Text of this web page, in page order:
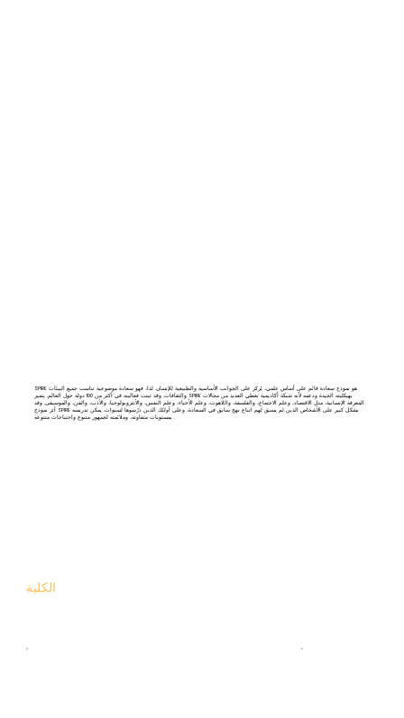
SPIRE هو نموذج سعادة قائم على أساس علمي، يُركز على الجوانب الأساسية والطبيعية للإنسان. لذا، فهو سعادة موضوعية تناسب جميع البيئات
والثقافات. وقد ثبتت فعاليته في أكثر من 100 دولة حول العالم. يتميز SPIRE بهيكليته الجيدة ودعمه لأنه شبكة أكاديمية تغطي العديد من مجالات
المعرفة الإنسانية، مثل الاقتصاد، وعلم الاجتماع، والفلسفة، واللاهوت، وعلم الأحياء، وعلم النفس، والأنثروبولوجيا، والأدب، والفن، والموسيقى.وقد
أثر نموذج SPIRE بشكل كبير على الأشخاص الذين لم يسبق لهم اتباع نهج سابق في السعادة، وعلى أولئك الذين درّسوها لسنوات. يمكن تدريسه
بمستويات متفاوتة، وملائمته لجمهور متنوع واحتياجات متنوعة .
الكلية